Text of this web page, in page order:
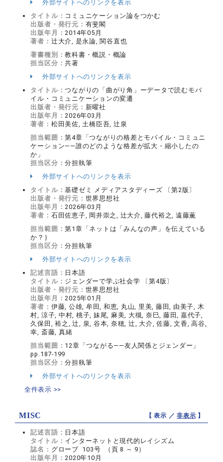
外部サイトへのリンクを表示
タイトル： コミュニケーション論をつかむ
出版者・発行元： 有斐閣
出版年月：2014年05月
著者： 辻大介, 是永論, 関谷直也
著書種別：教科書・概説・概論
担当区分：共著
外部サイトへのリンクを表示
タイトル：つながりの「曲がり角」ーデータで読むモバ
イル・コミュニケーションの変遷
出版者・発行元： 新曜社
出版年月：2026年03月
著者： 松田美佐, 土橋臣吾, 辻泉
担当範囲：第4章「つながりの格差とモバイル・コミュニ
ケーション――誰のどのような格差が拡大・縮小したの
か」
担当区分：分担執筆
外部サイトへのリンクを表示
タイトル：基礎ゼミ メディアスタディーズ 〔第2版〕
出版者・発行元： 世界思想社
出版年月：2026年03月
著者： 石田佐恵子, 岡井崇之, 辻大介, 藤代裕之, 遠藤薫
担当範囲：第1章「ネットは「みんなの声」を伝えている
か？｝
担当区分：分担執筆
外部サイトへのリンクを表示
記述言語： 日本語
タイトル： ジェンダーで学ぶ社会学 〔第4版〕
出版者・発行元： 世界思想社
出版年月：2025年01月
著者： 伊藤, 公雄, 牟田, 和恵, 丸山, 里美, 藤田, 由美子, 木
村, 涼子, 中村, 桃子, 妹尾, 麻美, 大槻, 奈巳, 藤田, 嘉代子,
久保田, 裕之, 辻, 泉, 谷本, 奈穂, 辻, 大介, 佐藤, 文香, 高谷,
幸, 斎藤, 真緒
担当範囲： 12章「つながる――友人関係とジェンダー」
pp.187-199
担当区分：分担執筆
外部サイトへのリンクを表示
全件表示 >>
MISC 【 表示 ／非表示 】
記述言語： 日本語
タイトル： インターネットと現代的レイシズム
誌名： グローブ 103号 （頁 8 ～ 9）
出版年月：2020年10月